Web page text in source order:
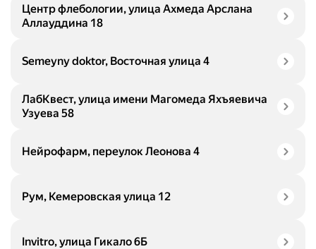
Центр флебологии, улица Ахмеда Арслана
Аллауддина 18
Semeyny doktor, Восточная улица 4
ЛабКвест, улица имени Магомеда Яхъяевича
Узуева 58
Нейрофарм, переулок Леонова 4
Рум, Кемеровская улица 12
Invitro, улица Гикало 6Б